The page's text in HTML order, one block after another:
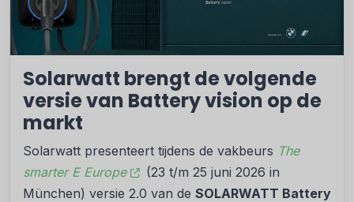
Solarwatt brengt de volgende
versie van Battery vision op de
markt
Solarwatt presenteert tijdens de vakbeurs The
smarter E Europe
(23 t/m 25 juni 2026 in
München) versie 2.0 van de SOLARWATT Battery